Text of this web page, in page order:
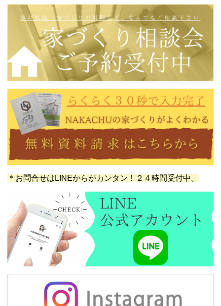
＊お問合せはLINEからがカンタン！２４時間受付中。